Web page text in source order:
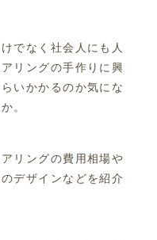
でなく社会人にも人
リングの手作りに興
いかかるのか気にな
。
リングの費用相場や
デザインなどを紹介